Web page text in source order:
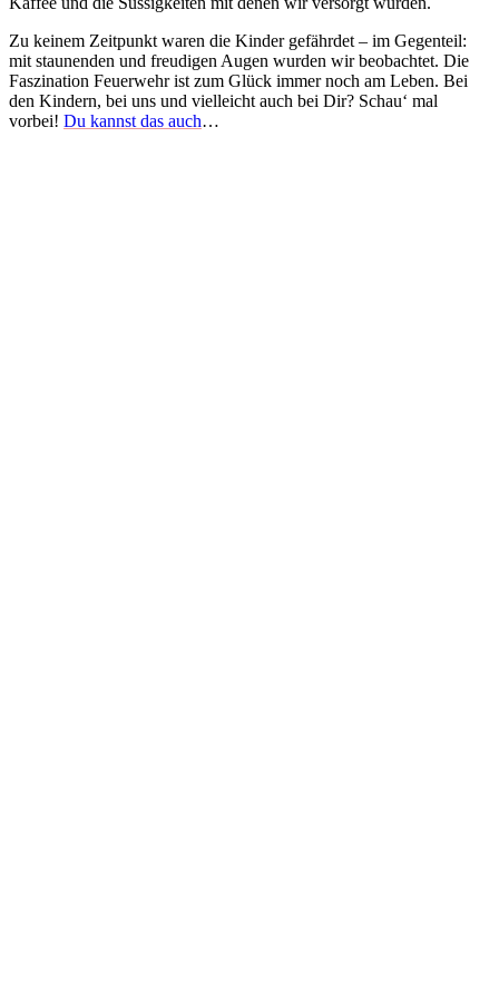
Zu keinem Zeitpunkt waren die Kinder gefährdet – im Gegenteil:
mit staunenden und freudigen Augen wurden wir beobachtet. Die
Faszination Feuerwehr ist zum Glück immer noch am Leben. Bei
den Kindern, bei uns und vielleicht auch bei Dir? Schau‘ mal
vorbei! Du kannst das auch…